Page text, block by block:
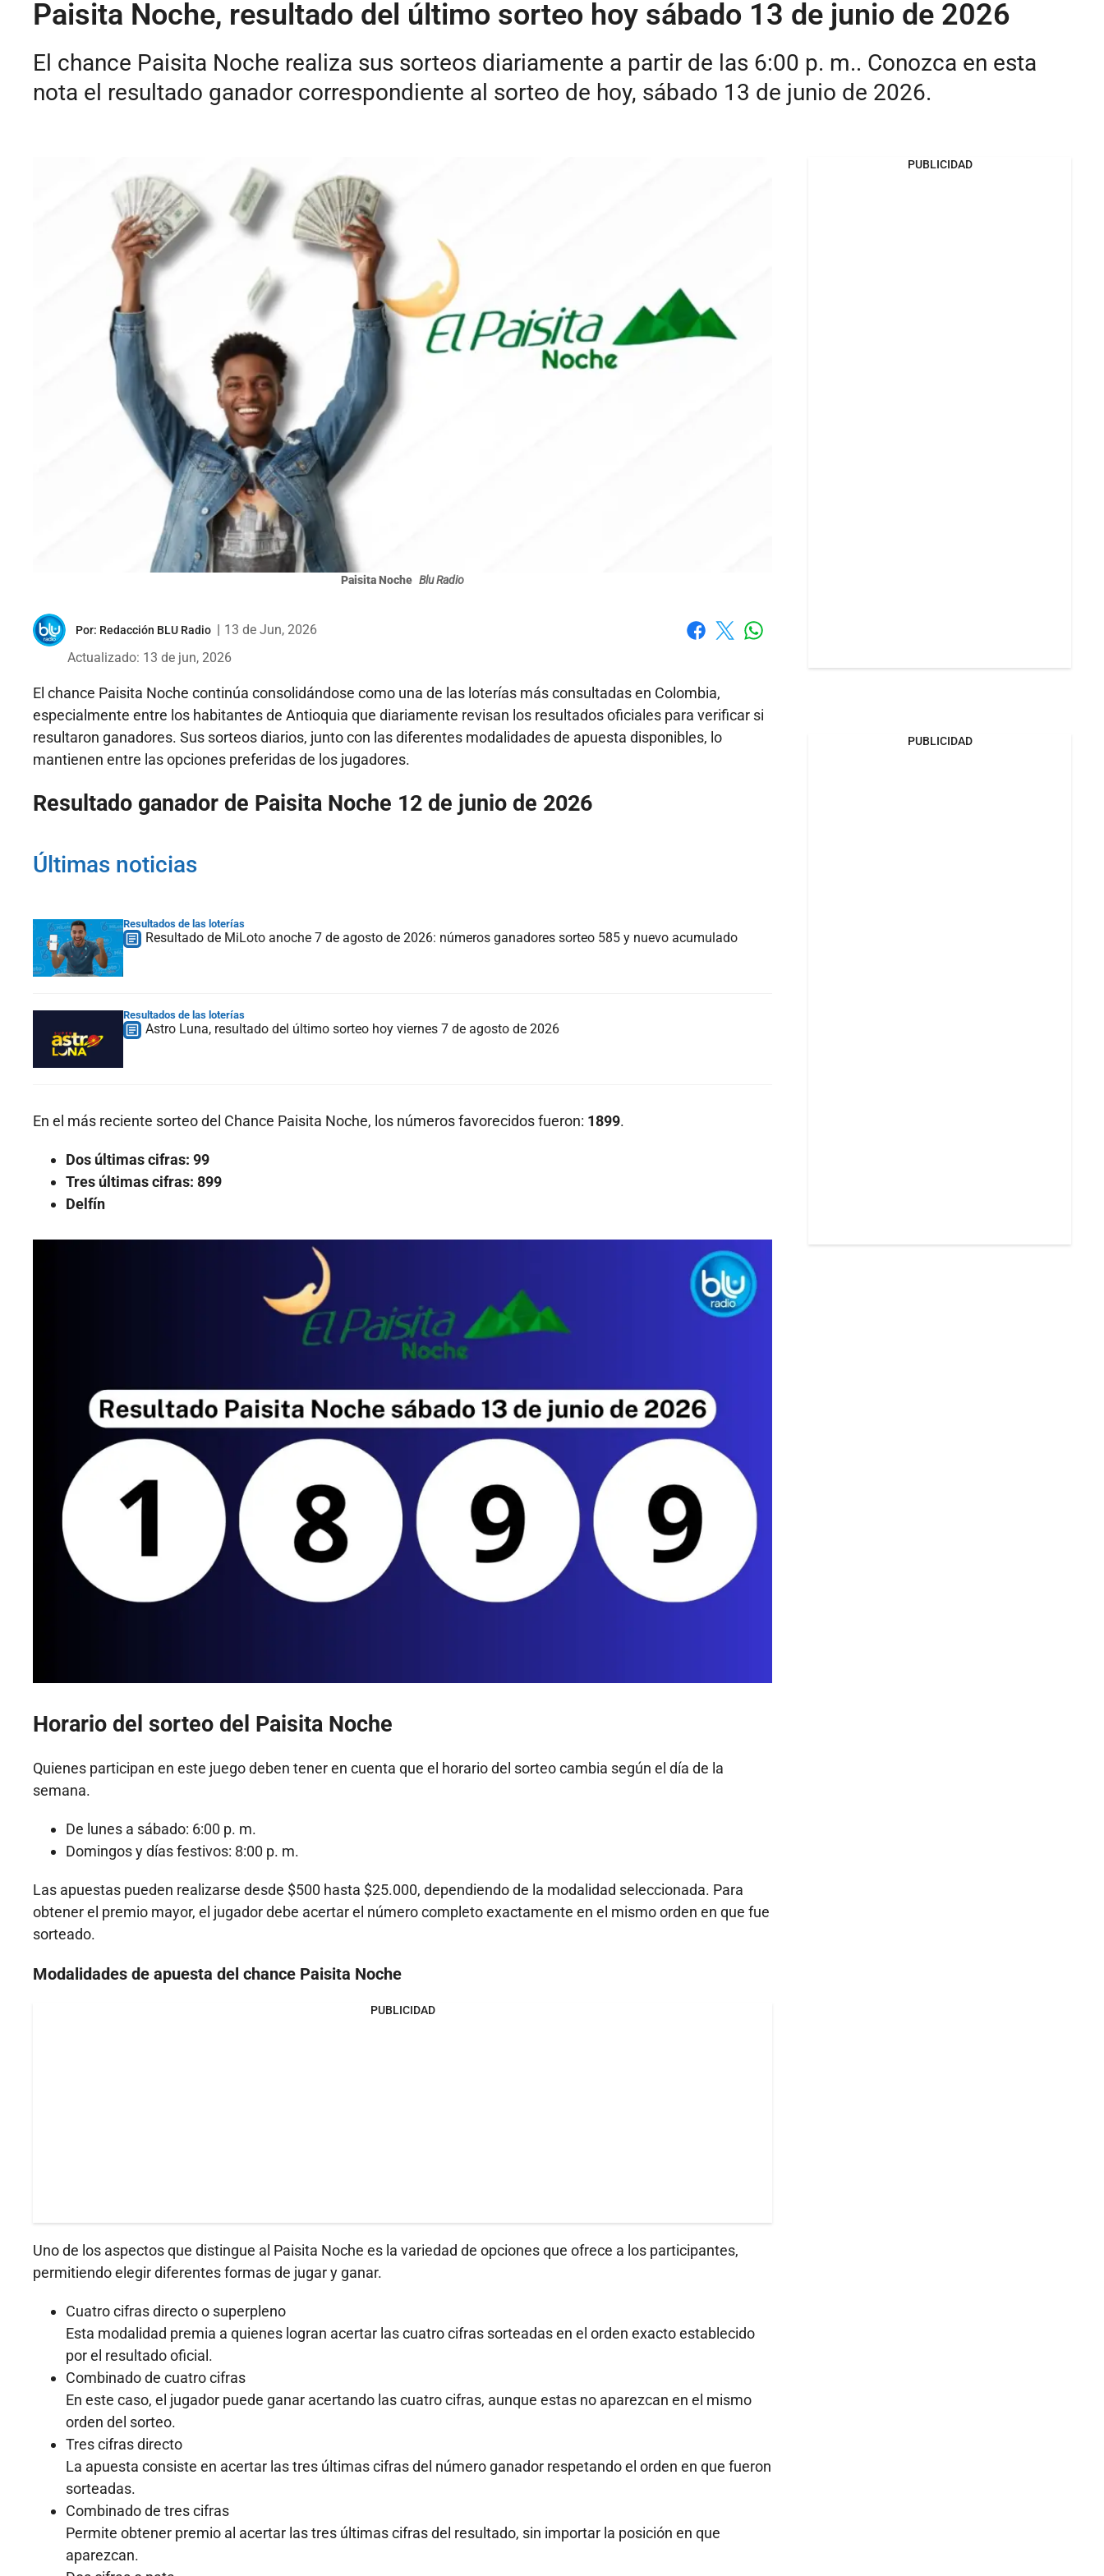
Paisita Noche, resultado del último sorteo hoy sábado 13 de junio de 2026
El chance Paisita Noche realiza sus sorteos diariamente a partir de las 6:00 p. m.. Conozca en esta
nota el resultado ganador correspondiente al sorteo de hoy, sábado 13 de junio de 2026.
Paisita Noche Blu Radio
Por: Redacción BLU Radio
13 de Jun, 2026
Actualizado: 13 de jun, 2026
El chance Paisita Noche continúa consolidándose como una de las loterías más consultadas en Colombia,
especialmente entre los habitantes de Antioquia que diariamente revisan los resultados oficiales para verificar si
resultaron ganadores. Sus sorteos diarios, junto con las diferentes modalidades de apuesta disponibles, lo
mantienen entre las opciones preferidas de los jugadores.
Resultado ganador de Paisita Noche 12 de junio de 2026
Últimas noticias
Resultados de las loterías
Resultado de MiLoto anoche 7 de agosto de 2026: números ganadores sorteo 585 y nuevo acumulado
Resultados de las loterías
Astro Luna, resultado del último sorteo hoy viernes 7 de agosto de 2026
En el más reciente sorteo del Chance Paisita Noche, los números favorecidos fueron: 1899.
Dos últimas cifras: 99
Tres últimas cifras: 899
Delfín
Horario del sorteo del Paisita Noche
Quienes participan en este juego deben tener en cuenta que el horario del sorteo cambia según el día de la
semana.
De lunes a sábado: 6:00 p. m.
Domingos y días festivos: 8:00 p. m.
Las apuestas pueden realizarse desde $500 hasta $25.000, dependiendo de la modalidad seleccionada. Para
obtener el premio mayor, el jugador debe acertar el número completo exactamente en el mismo orden en que fue
sorteado.
Modalidades de apuesta del chance Paisita Noche
PUBLICIDAD
Uno de los aspectos que distingue al Paisita Noche es la variedad de opciones que ofrece a los participantes,
permitiendo elegir diferentes formas de jugar y ganar.
Cuatro cifras directo o superpleno
Esta modalidad premia a quienes logran acertar las cuatro cifras sorteadas en el orden exacto establecido
por el resultado oficial.
Combinado de cuatro cifras
En este caso, el jugador puede ganar acertando las cuatro cifras, aunque estas no aparezcan en el mismo
orden del sorteo.
Tres cifras directo
La apuesta consiste en acertar las tres últimas cifras del número ganador respetando el orden en que fueron
sorteadas.
Combinado de tres cifras
Permite obtener premio al acertar las tres últimas cifras del resultado, sin importar la posición en que
aparezcan.
PUBLICIDAD
PUBLICIDAD